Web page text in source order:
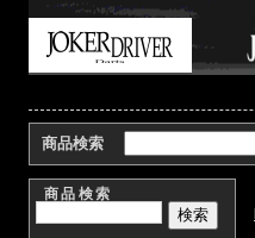
商品検索
商品検索